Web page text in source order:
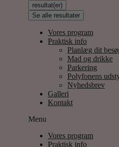
resultat(er)
Se alle resultater
Vores program
Praktisk info
Planlæg dit
Mad og drikke
Parkering
Polyfonens
Nyhedsbrev
Galleri
Kontakt
Menu
Vores program
Praktisk info